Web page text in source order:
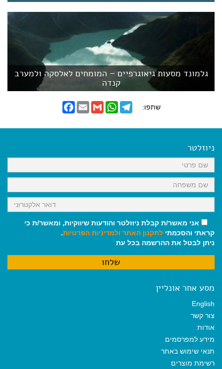
גלמונד מסעות גיאוגרפיים – המומחים לאלסקה ולמערב
קנדה
שתפו:
F
a
e
k
E
m
i
G
m
i
W
h
t
p
T
e
e
m
ניוזלטר
אני מאשר/ת קבלת ניוזלטר והודעות שיווקיות, ומאשר/ת כי
קראתי והסכמתי לתקנון האתר ולמדיניות הפרטיות.
ניתן לבטל את ההרשמה בכל עת
מסע אחר אונליין
English
צור קשר
אודות
מידע למפרסמים
תנאי שימוש באתר
רשימת מוצרים